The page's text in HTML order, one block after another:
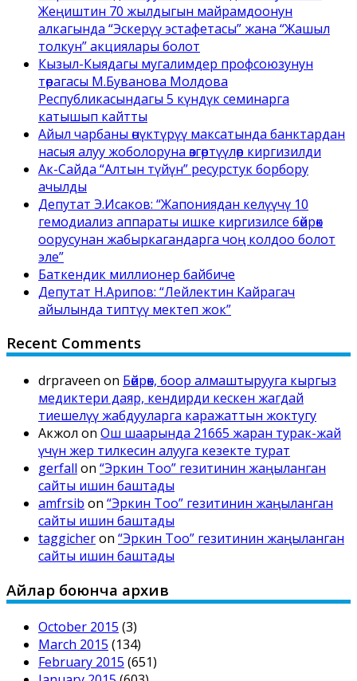
Жеңиштин 70 жылдыгын майрамдоонун
алкагында “Эскерүү эстафетасы” жана “Жашыл
толкун” акциялары болот
Кызыл-Кыядагы мугалимдер профсоюзунун
төрагасы М.Буванова Молдова
Республикасындагы 5 күндүк семинарга
катышып кайтты
Айыл чарбаны өнүктүрүү максатында банктардан
насыя алуу жоболоруна өзгөртүүлөр киргизилди
Ак-Сайда “Алтын түйүн” ресурстук борбору
ачылды
Депутат Э.Исаков: “Жапониядан келүүчү 10
гемодиализ аппараты ишке киргизилсе бөйрөк
оорусунан жабыркагандарга чоң колдоо болот
эле”
Баткендик миллионер байбиче
Депутат Н.Арипов: “Лейлектин Кайрагач
айылында типтүү мектеп жок”
Recent Comments
drpraveen on Бөйрөк, боор алмаштырууга кыргыз
медиктери даяр, кендирди кескен жагдай
тиешелүү жабдууларга каражаттын жоктугу
Акжол on Ош шаарында 21665 жаран турак-жай
үчүн жер тилкесин алууга кезекте турат
gerfall on “Эркин Тоо” гезитинин жаңыланган
сайты ишин баштады
amfrsib on “Эркин Тоо” гезитинин жаңыланган
сайты ишин баштады
taggicheron “Эркин Тоо” гезитинин жаңыланган
сайты ишин баштады
Айлар боюнча архив
October 2015 (3)
March 2015 (134)
February 2015 (651)